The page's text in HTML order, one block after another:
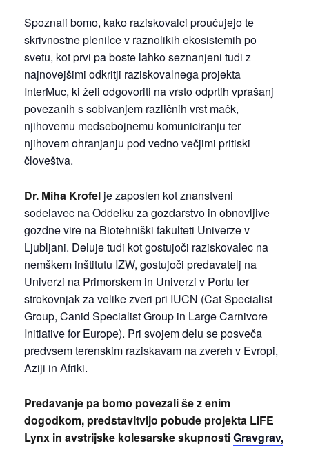
Spoznali bomo, kako raziskovalci proučujejo te
skrivnostne plenilce v raznolikih ekosistemih po
svetu, kot prvi pa boste lahko seznanjeni tudi z
najnovejšimi odkritji raziskovalnega projekta
InterMuc, ki želi odgovoriti na vrsto odprtih vprašanj
povezanih s sobivanjem različnih vrst mačk,
njihovemu medsebojnemu komuniciranju ter
njihovem ohranjanju pod vedno večjimi pritiski
človeštva.
Dr. Miha Krofel je zaposlen kot znanstveni
sodelavec na Oddelku za gozdarstvo in obnovljive
gozdne vire na Biotehniški fakulteti Univerze v
Ljubljani. Deluje tudi kot gostujoči raziskovalec na
nemškem inštitutu IZW, gostujoči predavatelj na
Univerzi na Primorskem in Univerzi v Portu ter
strokovnjak za velike zveri pri IUCN (Cat Specialist
Group, Canid Specialist Group in Large Carnivore
Initiative for Europe). Pri svojem delu se posveča
predvsem terenskim raziskavam na zvereh v Evropi,
Aziji in Afriki.
Predavanje pa bomo povezali še z enim
dogodkom, predstavitvijo pobude projekta LIFE
Lynx in avstrijske kolesarske skupnostiGravgrav,